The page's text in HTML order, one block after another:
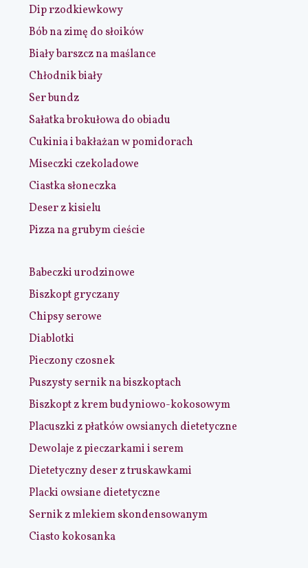
Dip rzodkiewkowy
Bób na zimę do słoików
Biały barszcz na maślance
Chłodnik biały
Ser bundz
Sałatka brokułowa do obiadu
Cukinia i bakłażan w pomidorach
Miseczki czekoladowe
Ciastka słoneczka
Deser z kisielu
Pizza na grubym cieście
Babeczki urodzinowe
Biszkopt gryczany
Chipsy serowe
Diablotki
Pieczony czosnek
Puszysty sernik na biszkoptach
Biszkopt z krem budyniowo-kokosowym
Placuszki z płatków owsianych dietetyczne
Dewolaje z pieczarkami i serem
Dietetyczny deser z truskawkami
Placki owsiane dietetyczne
Sernik z mlekiem skondensowanym
Ciasto kokosanka